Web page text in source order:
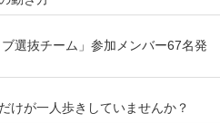
選抜チーム」参加メンバー67名発
けが一人歩きしていませんか？